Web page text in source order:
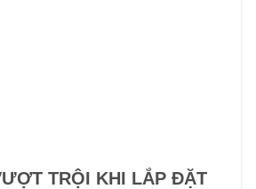
TRỘI KHI LẮP ĐẶT